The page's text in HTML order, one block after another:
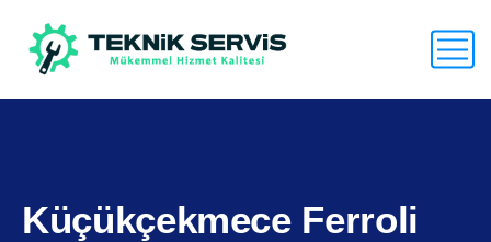
Küçükçekmece Ferroli